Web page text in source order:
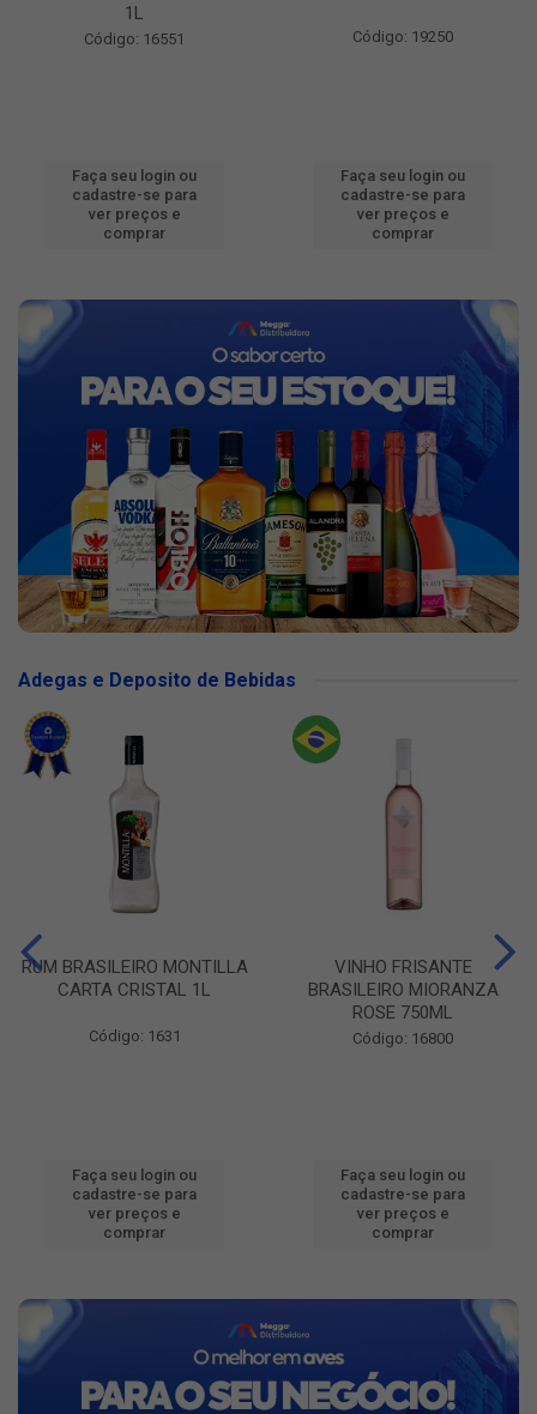
1L
Código: 16551
Faça seu login ou
cadastre-se para
ver preços e
comprar
Código: 19250
Faça seu login ou
cadastre-se para
ver preços e
comprar
Adegas e Deposito de Bebidas
RUM BRASILEIRO MONTILLA
CARTA CRISTAL 1L
Código: 1631
Faça seu login ou
cadastre-se para
ver preços e
comprar
VINHO FRISANTE
BRASILEIRO MIORANZA
ROSE 750ML
Código: 16800
Faça seu login ou
cadastre-se para
ver preços e
comprar